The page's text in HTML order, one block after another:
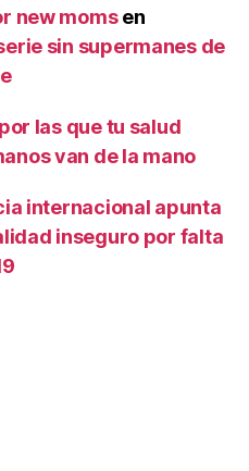
new momsen
sin supermanes de
las que tu salud
van de la mano
internacional apunta
inseguro por falta